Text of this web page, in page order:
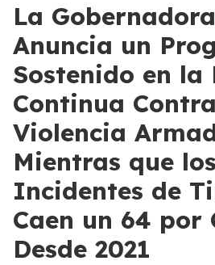
La
Anuncia un
Sostenido en la
Continua
Violencia
Mientras que los
Incidentes de
Caen un 64 por
Desde 2021